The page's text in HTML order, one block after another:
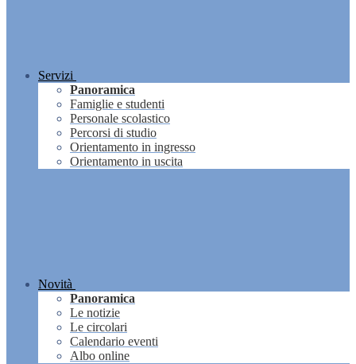
Servizi
Panoramica
Famiglie e studenti
Personale scolastico
Percorsi di studio
Orientamento in ingresso
Orientamento in uscita
Novità
Panoramica
Le notizie
Le circolari
Calendario eventi
Albo online